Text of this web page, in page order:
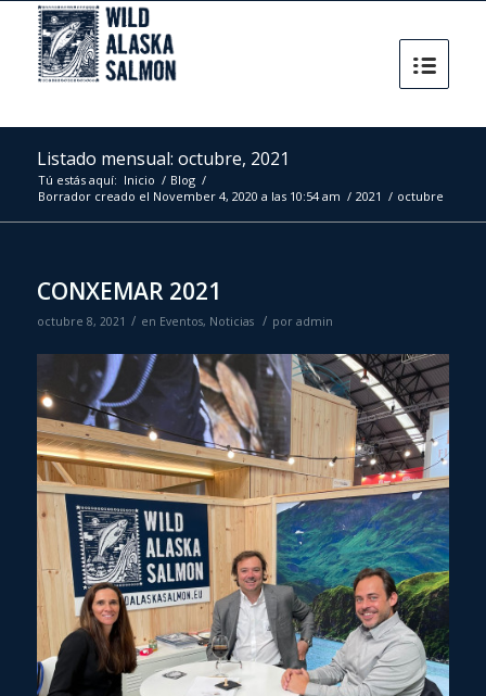
Listado mensual: octubre, 2021
Tú estás aquí: Inicio / Blog /
Borrador creado el November 4, 2020 a las 10:54 am / 2021 / octubre
CONXEMAR 2021
octubre 8, 2021 / en Eventos, Noticias / por admin